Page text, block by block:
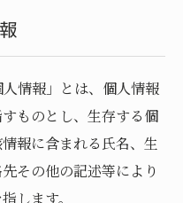
情報」とは、個人情報
ものとし、生存する個
報に含まれる氏名、生
その他の記述等により
します。